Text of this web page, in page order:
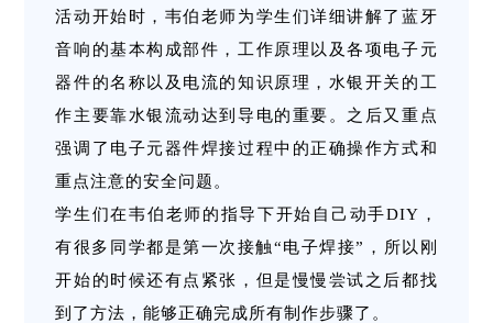
活动开始时，韦伯老师为学生们详细讲解了蓝牙
音响的基本构成部件，工作原理以及各项电子元
器件的名称以及电流的知识原理，水银开关的工
作主要靠水银流动达到导电的重要。之后又重点
强调了电子元器件焊接过程中的正确操作方式和
重点注意的安全问题。
学生们在韦伯老师的指导下开始自己动手DIY，
有很多同学都是第一次接触“电子焊接”，所以刚
开始的时候还有点紧张，但是慢慢尝试之后都找
到了方法，能够正确完成所有制作步骤了。